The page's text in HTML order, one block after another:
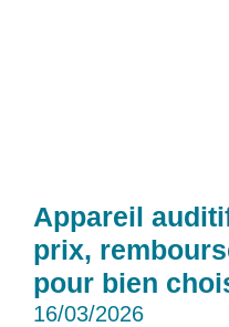
Appareil
prix,
pour bien
16/03/2026